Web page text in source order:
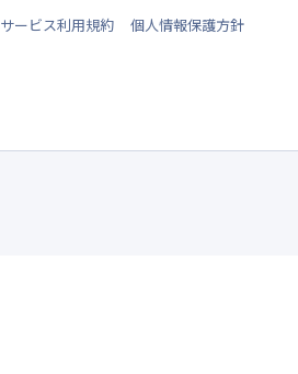
サービス利用規約
個人情報保護方針